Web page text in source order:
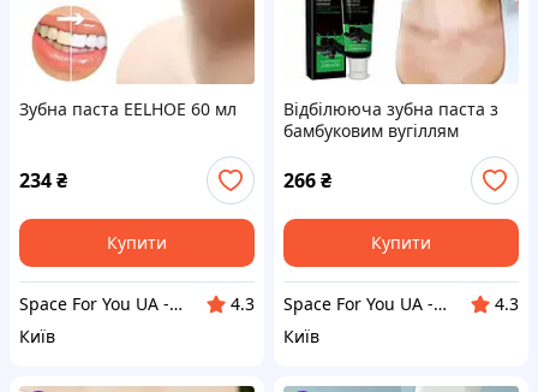
Зубна паста EELHOE 60 мл
234₴
Купити
Space For You UA - STORE
4.3
Київ
Відбілююча зубна паста з
бамбуковим вугіллям
266₴
Купити
Space For You UA - STORE
4.3
Київ